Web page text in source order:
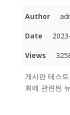
Author
Date
Views
게시판 테스
회에 관련된